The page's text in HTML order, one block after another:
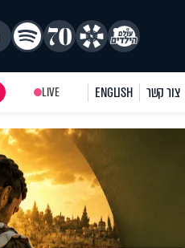
צור קשר ENGLISH
LIVE